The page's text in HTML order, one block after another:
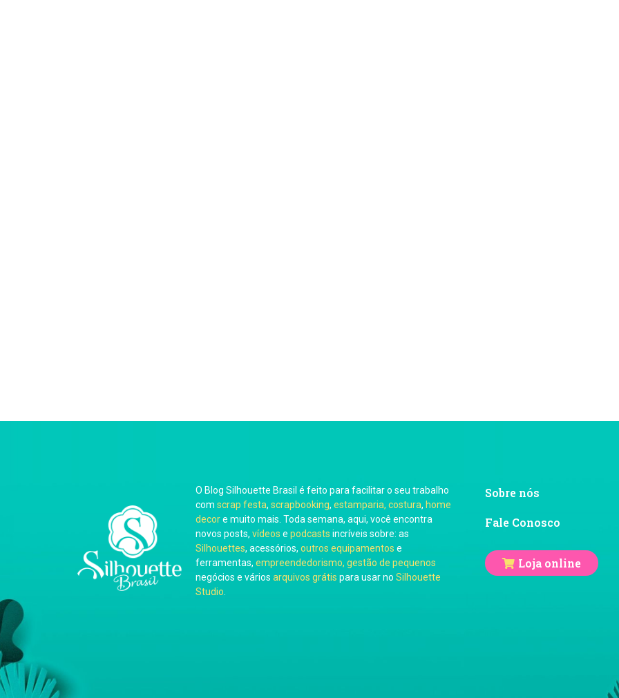
O Blog Silhouette Brasil é feito para facilitar o seu trabalho
com scrap festa, scrapbooking, estamparia, costura, home
decore muito mais. Toda semana, aqui, você encontra
novos posts, vídeos e podcasts incríveis sobre: as
Silhouettes, acessórios, outros equipamentos e
ferramentas, empreendedorismo, gestão de pequenos
negócios e vários arquivos grátis para usar no Silhouette
Studio
Sobre nós
Fale Conosco
Loja online